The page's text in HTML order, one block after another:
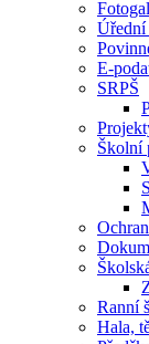
Úřední
E-
SRPŠ
Školní
Ranní
Hala,